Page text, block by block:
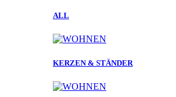
ALL
KERZEN & STÄNDER